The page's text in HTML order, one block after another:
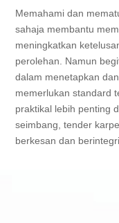
Memahami dan
sahaja membantu
meningkatkan
perolehan. Namun
dalam menetapkan
memerlukan standard
praktikal lebih penting
seimbang, tender
berkesan dan